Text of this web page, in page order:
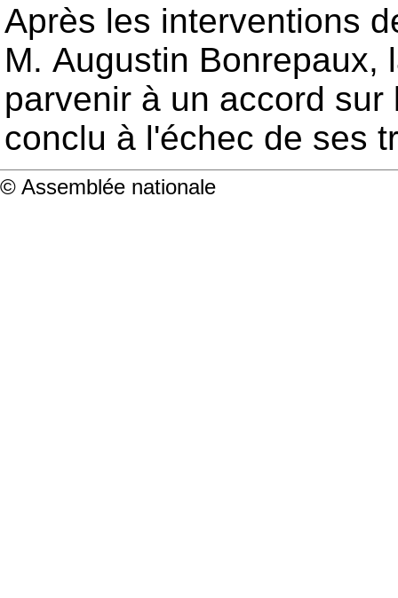
Après les interventions
M. Augustin Bonrepaux,
parvenir à un accord
conclu à l'échec de ses
© Assemblée nationale